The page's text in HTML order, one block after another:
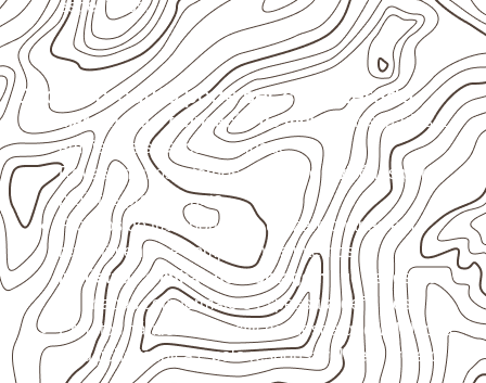
específicos.
Onde o produto pode ser considerado
Marcenaria e fabricação de móveis
destinados a
ambientes sujeitos à umidade.
Revestimentos internos, painéis e divisórias para
projetos profissionais.
Projetos de transporte que utilizam chapas em
revestimentos e componentes internos.
Indústrias e linhas de montagem
que necessitam
de chapas com formato e espessura definidos.
Projetos náuticos específicos, desde que validados
pela ficha técnica e pelo responsável pelo projeto.